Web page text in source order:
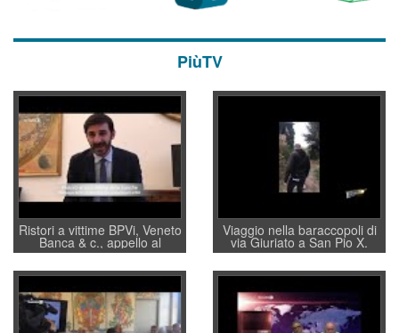
PiùTV
Ristori a vittime BPVi, Veneto
Banca & c., appello al
sottosegretario Alessio
Villarosa: per mettere ordine
convochi con Di Maio CNCU
a supporto della cabina di
regia al Mef
Viaggio nella baraccopoli di
via Giuriato a San Pio X.
Vicenza ai Vicentini: “faremo
un regalo di Natale ai
residenti”